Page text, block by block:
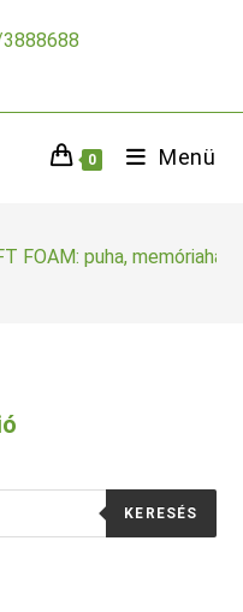
0 Menü
FOAM: puha,
KERESÉS